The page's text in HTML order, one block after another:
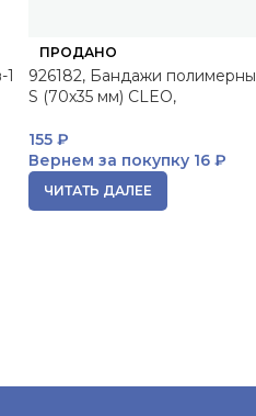
ПРОДАНО
926182, Бандажи
S (70х35 мм) CLEO,
155 ₽
Вернем за покупку16 ₽
ЧИТАТЬ ДАЛЕЕ